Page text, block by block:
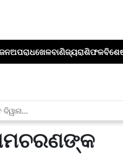
ଅପରାଧଖେଳବାଣିଜ୍ୟରାଶିଫଳ